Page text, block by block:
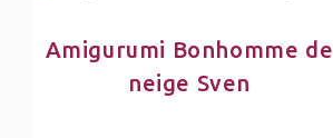
Amigurumi Bonhomme de
neige Sven